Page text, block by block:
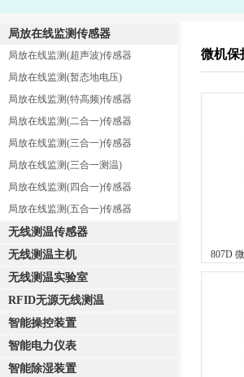
局放在线监测传感器
局放在线监测(超声波)传感器
局放在线监测(暂态地电压)
局放在线监测(特高频)传感器
局放在线监测(二合一)传感器
局放在线监测(三合一)传感器
局放在线监测(三合一测温)
局放在线监测(四合一)传感器
局放在线监测(五合一)传感器
无线测温传感器
无线测温主机
无线测温实验室
RFID无源无线测温
智能操控装置
智能电力仪表
智能除湿装置
微机保
807D